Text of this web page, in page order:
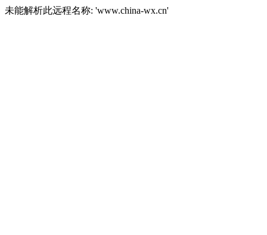
未能解析此远程名称: 'www.china-wx.cn'